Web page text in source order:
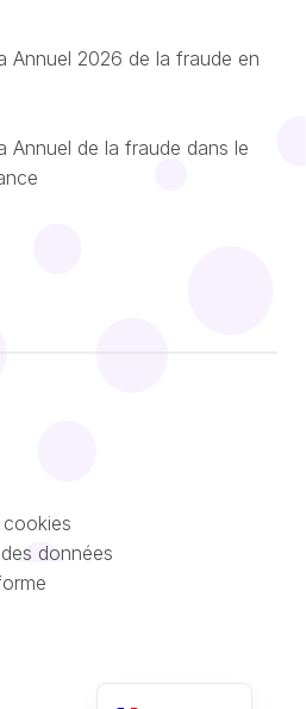
Annuel 2026 de la fraude en
Annuel de la fraude dans le
données